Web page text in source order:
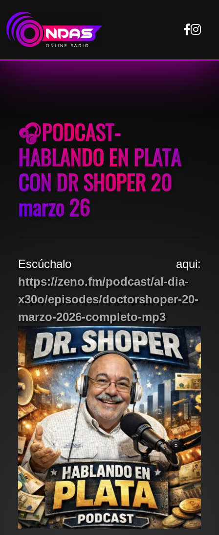
🎧PODCAST-
HABLANDO EN PLATA
CON DR SHOPER 20
marzo 26
Escúchalo aqui:
https://zeno.fm/podcast/al-dia-
x30o/episodes/doctorshoper-20-
marzo-2026-completo-mp3